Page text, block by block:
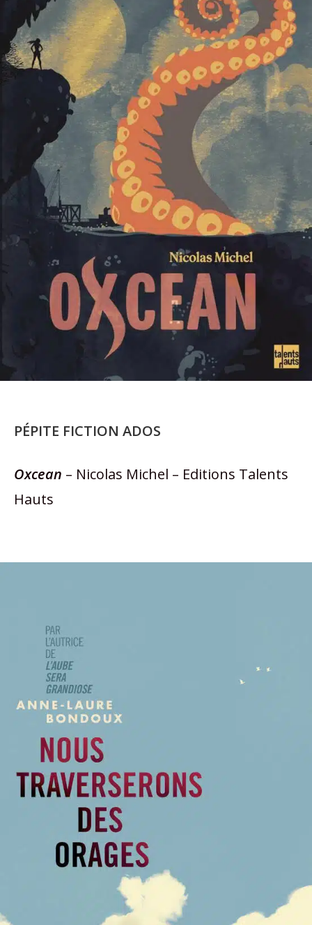
PÉPITE FICTION ADOS
Oxcean – Nicolas Michel – Editions Talents
Hauts